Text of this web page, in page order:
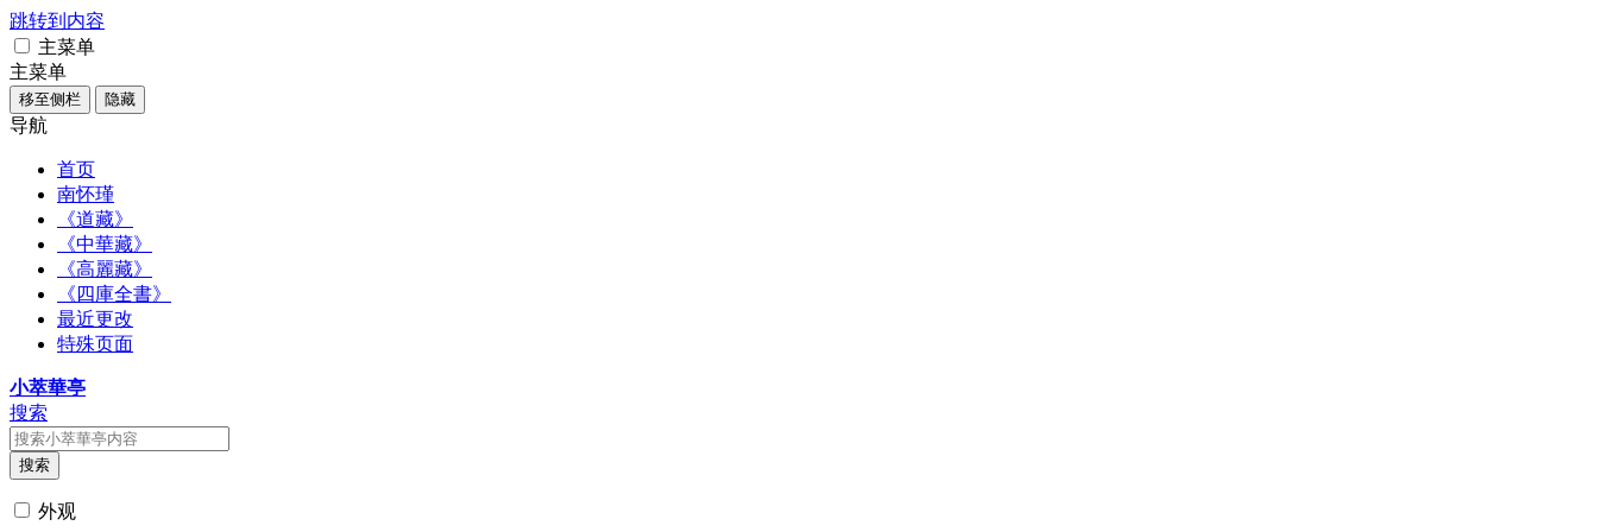
跳转到内容
主菜单
主菜单
移至侧栏 隐藏
导航
首页
南怀瑾
《道藏》
《中華藏》
《高麗藏》
《四庫全書》
最近更改
特殊页面
小萃華亭
搜索
搜索
外观